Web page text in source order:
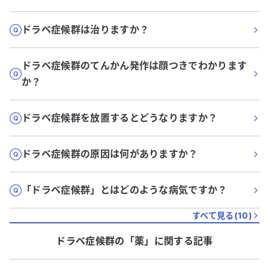
ドラベ症候群は治りますか？
ドラベ症候群のてんかん発作は顔つきでわかります
か？
ドラベ症候群を放置するとどうなりますか？
ドラベ症候群の原因は何がありますか？
「ドラベ症候群」とはどのような病気ですか？
すべて見る(10)
ドラベ症候群の「薬」に関する記事